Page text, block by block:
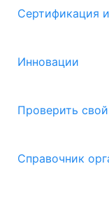
Сертификация
Инновации
Проверить
Справочник